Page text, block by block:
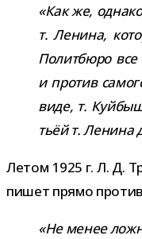
«Как же,
т. Ленина,
Политбюро
и про­тив
виде, т.
тьёй т. Ленина
Летом 1925 г. Л. Д.
пишет прямо
«Не менее